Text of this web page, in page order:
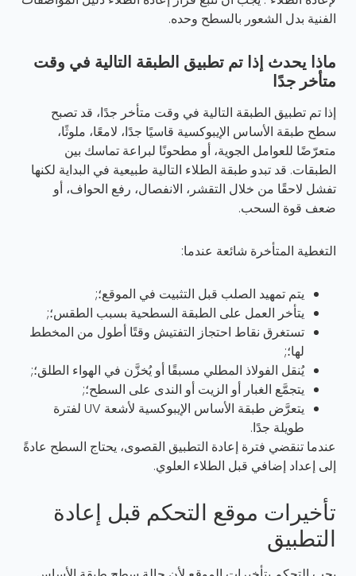
الفنية بدل الشعور بالسطح وحده.
ماذا يحدث إذا تم تطبيق الطبقة التالية في وقت
متأخر جدًا
إذا تم تطبيق الطبقة التالية في وقت متأخر جدًا، قد تصبح
سطح طبقة الأساس الإيبوكسية قاسيًا جدًا، لامعًا، ملوثًا،
متعرّضًا للعوامل الجوية، أو مطحونًا لبراعة تماسك بين
الطبقات. قد تبدو طبقة الطلاء التالية طبيعية في البداية لكنها
تفشل لاحقًا من خلال التقشر، الانفصال، رفع الحواف، أو
ضعف قوة السحب.
التغطية المتأخرة شائعة عندما:
يتم تمهيد الصلب قبل التثبيت في الموقع؛;
يتأخر العمل على الطبقة السطحية بسبب الطقس؛;
تستغرق نقاط احتجاز التفتيش وقتًا أطول من المخطط
لها؛;
يُنقل الفولاذ المطلي مسبقًا أو يُخزَّن في الهواء الطلق؛;
يتجمَّع الغبار أو الزيت أو الندى على السطح؛;
يتعرَّض طبقة الأساس الإيبوكسية لأشعة UV لفترة
طويلة جدًا.
عندما تنقضي فترة إعادة التطبيق القصوى، يحتاج السطح عادةً
إلى إعداد إضافي قبل الطلاء العلوي.
تأخيرات موقع التحكم قبل إعادة
التطبيق